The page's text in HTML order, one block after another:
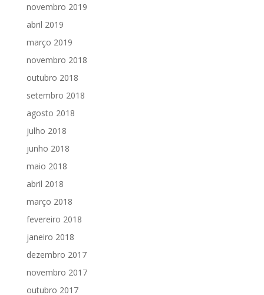
novembro 2019
abril 2019
março 2019
novembro 2018
outubro 2018
setembro 2018
agosto 2018
julho 2018
junho 2018
maio 2018
abril 2018
março 2018
fevereiro 2018
janeiro 2018
dezembro 2017
novembro 2017
outubro 2017